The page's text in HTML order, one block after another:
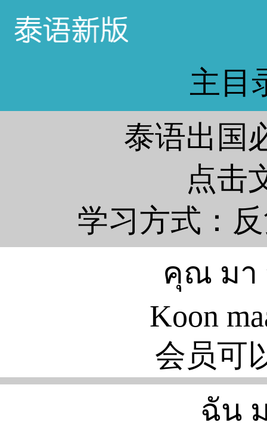
主目
泰语出国
点击
学习方式：
คุณ มา
Koon
会员可
ฉัน